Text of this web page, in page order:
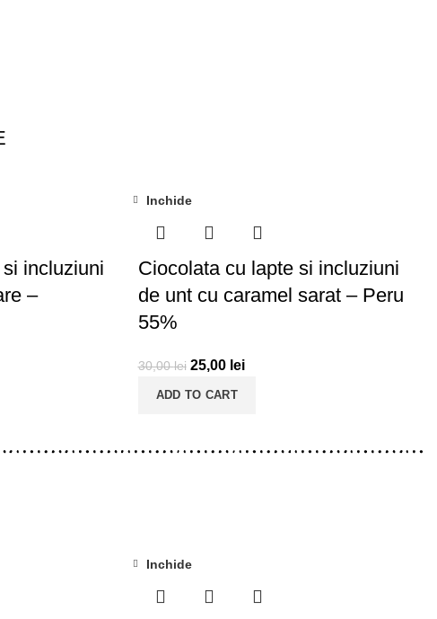
incluziuni
–
Inchide
Ciocolata cu lapte si incluziuni
de unt cu caramel sarat – Peru
55%
30,00lei 25,00 lei
ADD TO CART
Inchide